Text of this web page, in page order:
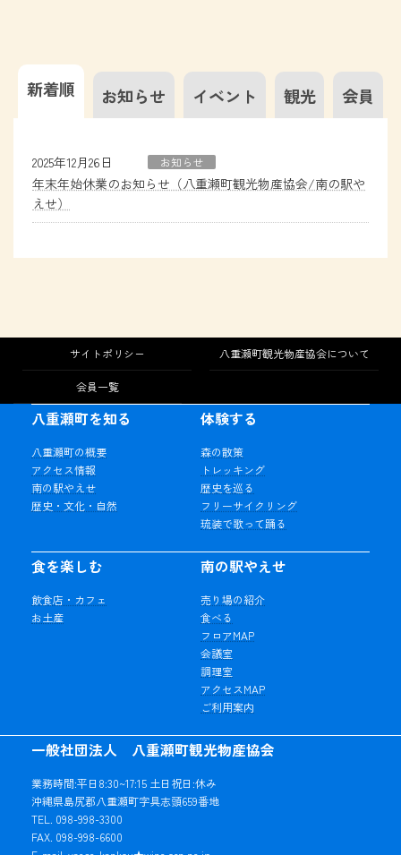
新着順 お知らせ イベント 観光 会員
2025年12月26日 お知らせ
年末年始休業のお知らせ（八重瀬町観光物産協会/南の駅や
えせ）
サイトポリシー 八重瀬町観光物産協会について
会員一覧
一般社団法人 八重瀬町観光物産協会
業務時間:平日8:30~17:15 土日祝日:休み
沖縄県島尻郡八重瀬町字具志頭659番地
TEL. 098-998-3300
FAX. 098-998-6600
八重瀬町を知る
八重瀬町の概要
アクセス情報
南の駅やえせ
歴史・文化・自然
体験する
森の散策
トレッキング
歴史を巡る
フリーサイクリング
琉装で歌って踊る
食を楽しむ
飲食店・カフェ
お土産
南の駅やえせ
売り場の紹介
食べる
フロアMAP
会議室
調理室
アクセスMAP
ご利用案内